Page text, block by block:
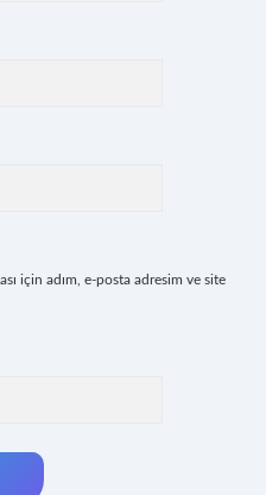
için adım, e-posta adresim ve site